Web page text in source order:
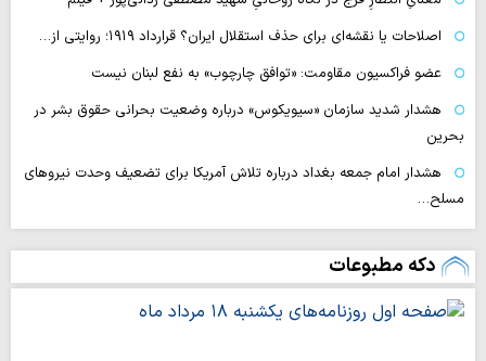
اصلاحات یا نقشه‌ای برای حذف استقلال ایران؟ قرارداد ۱۹۱۹؛ روایتی از…
عضو فراکسیون مقاومت: «توافق چارچوب» به نفع لبنان نیست
هشدار شدید سازمان «سیویکوس» درباره وضعیت بحرانی حقوق بشر در
بحرین
هشدار امام جمعه بغداد درباره تلاش آمریکا برای تضعیف وحدت نیروهای
مسلح…
دکه مطبوعات